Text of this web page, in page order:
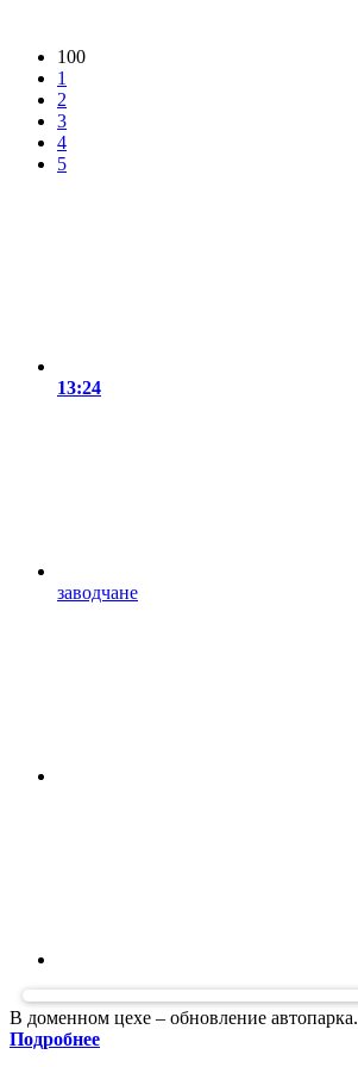
100
1
2
3
4
5
13:24
заводчане
В доменном цехе – обновление автопарка.
Подробнее